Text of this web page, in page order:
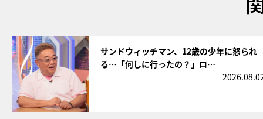
サンドウィッチマン、12歳の少年に怒られ
る…「何しに行ったの？」ロ…